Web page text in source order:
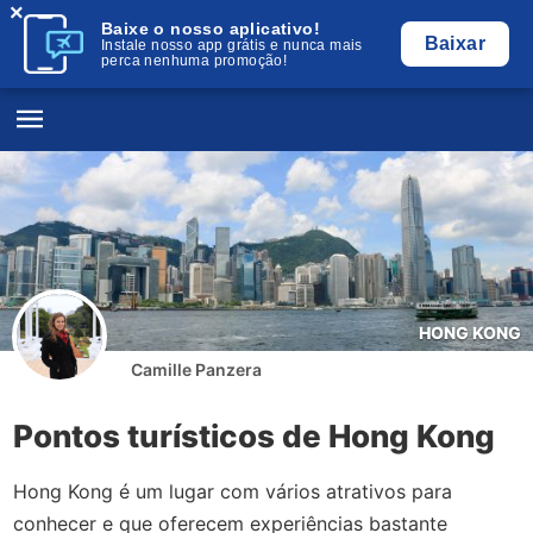
Baixe o nosso aplicativo!
Instale nosso app grátis e nunca mais
perca nenhuma promoção!
Baixar
×
HONG KONG
Camille Panzera
Pontos turísticos de Hong Kong
Hong Kong é um lugar com vários atrativos para
conhecer e que oferecem experiências bastante